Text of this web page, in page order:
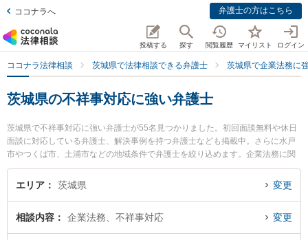
ココナラへ 弁護士の方はこちら
投稿する 探す 閲覧履歴 マイリスト ログイン
ココナラ法律相談 茨城県で法律相談できる弁護士 茨城県で企業法務に
茨城県の不祥事対応に強い弁護士
茨城県で不祥事対応に強い弁護士が55名見つかりました。初回面談無料や休日
面談に対応している弁護士、解決事例を持つ弁護士なども掲載中。さらに水戸
市やつくば市、土浦市などの地域条件で弁護士を絞り込めます。企業法務に関
係する顧問弁護士契約や契約書作成・リーガルチェック、雇用契約書・就業規
則作成等の細かな分野での絞り込み検索もでき便利です。特に弁護士法人長瀬
ロフィール情報や弁護士費用、強みなどが注目されています。『茨城県で土日
や夜間に発生した不祥事対応のトラブルを今すぐに弁護士に相談したい』『不
エリア 茨城県 変更
相談内容 企業法務、不祥事対応 変更